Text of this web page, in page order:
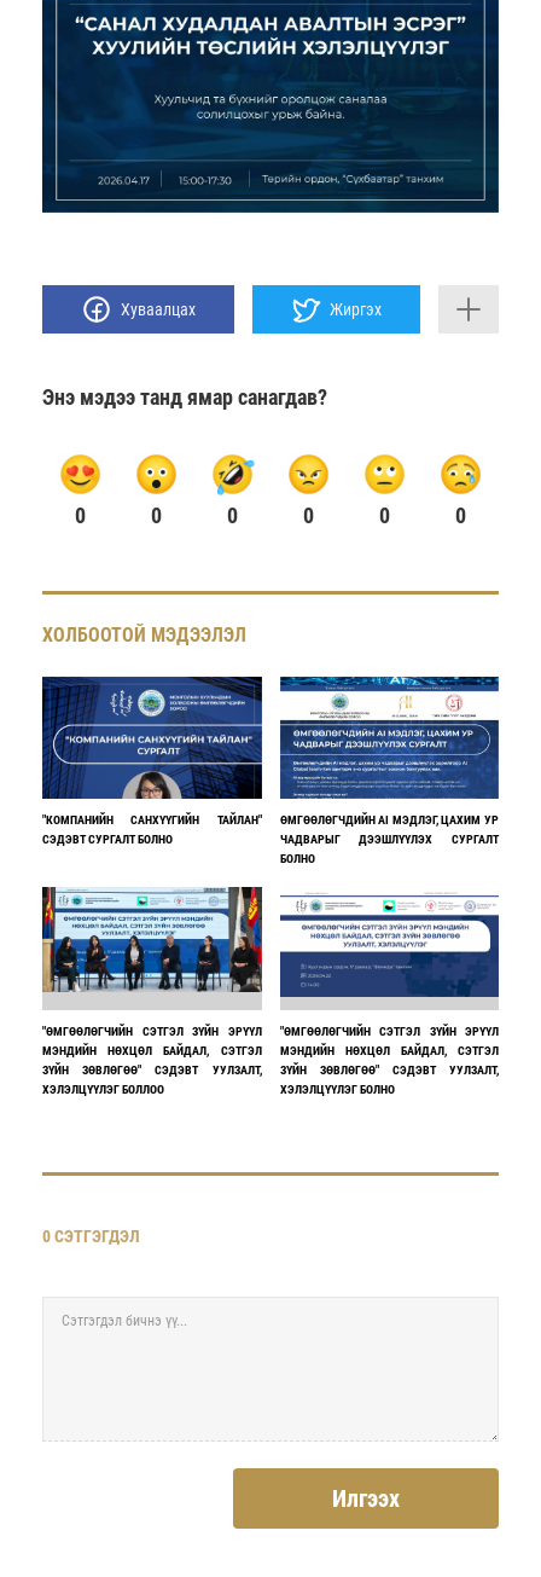
Хуваалцах Жиргэх
Энэ мэдээ танд ямар санагдав?
0 0 0 0 0 0
ХОЛБООТОЙ МЭДЭЭЛЭЛ
"КОМПАНИЙН САНХҮҮГИЙН ТАЙЛАН"
СЭДЭВТ СУРГАЛТ БОЛНО
ӨМГӨӨЛӨГЧДИЙН AI МЭДЛЭГ, ЦАХИМ УР
ЧАДВАРЫГ ДЭЭШЛҮҮЛЭХ СУРГАЛТ
БОЛНО
"ӨМГӨӨЛӨГЧИЙН СЭТГЭЛ ЗҮЙН ЭРҮҮЛ
МЭНДИЙН НӨХЦӨЛ БАЙДАЛ, СЭТГЭЛ
ЗҮЙН ЗӨВЛӨГӨӨ" СЭДЭВТ УУЛЗАЛТ,
ХЭЛЭЛЦҮҮЛЭГ БОЛЛОО
"ӨМГӨӨЛӨГЧИЙН СЭТГЭЛ ЗҮЙН ЭРҮҮЛ
МЭНДИЙН НӨХЦӨЛ БАЙДАЛ, СЭТГЭЛ
ЗҮЙН ЗӨВЛӨГӨӨ" СЭДЭВТ УУЛЗАЛТ,
ХЭЛЭЛЦҮҮЛЭГ БОЛНО
0 СЭТГЭГДЭЛ
Илгээх